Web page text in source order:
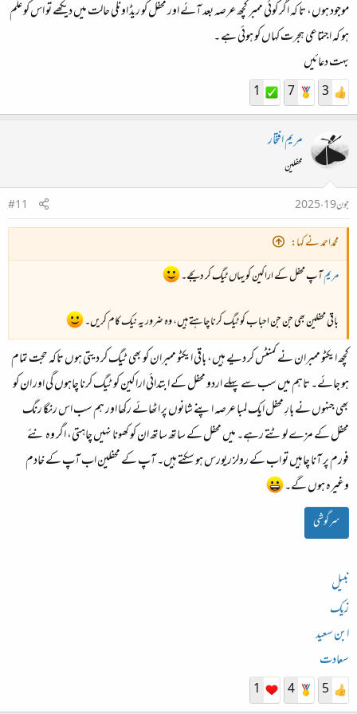
موجود ہوں، تا کہ اگر کوئی ممبر کچھ عرصہ بعد آئے اور محفل کو ریڈ اونلی حالت میں دیکھے تو اس کو علم
ہو کہ اجتماعی ہجرت کہاں کو ہوئی ہے ۔
بہت دعائیں
3
7
1
مریم افتخار
محفلین
جون 19، 2025
#11
محمداحمد نے کہا:
مریمآپ محفل کے اراکین کو یہاں ٹیگ کر دیجے۔
باقی محفلین بھی جن جن احباب کو ٹیگ کرنا چاہتے ہیں، وہ ضرور یہ نیک کام کریں۔
کچھ ایکٹو ممبران نے کمنٹس کر دیے ہیں، باقی ایکٹو ممبران کو بھی ٹیگ کر دیتی ہوں تاکہ حجت تمام
ہو جائے۔ تاہم میں سب سے پہلے اردو محفل کے ابتدائی اراکین کو ٹیگ کرنا چاہوں گی اور ان کو
بھی جنہوں نے بارِ محفل ایک لمبا عرصہ اپنے شانوں پر اٹھائے رکھا اور ہم سب اس رنگا رنگ
محفل کے مزے لوٹتے رہے۔ میں محفل کے ساتھ ساتھ ان کو کھونا نہیں چاہتی، اگر وہ نئے
فورم پر آنا چاہیں تو اب کے رولز ریورس ہو سکتے ہیں۔ آپ کے محفلین اب آپ کے خادم
وغیرہ ہوں گے۔
سرگوشی
نبیل
زیک
ابن سعید
سعادت
5
4
1